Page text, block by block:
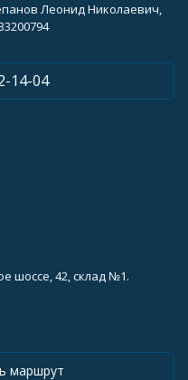
Леонид Николаевич,
14-04
шоссе, 42, склад №1.
маршрут